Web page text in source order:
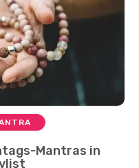
Mantras in